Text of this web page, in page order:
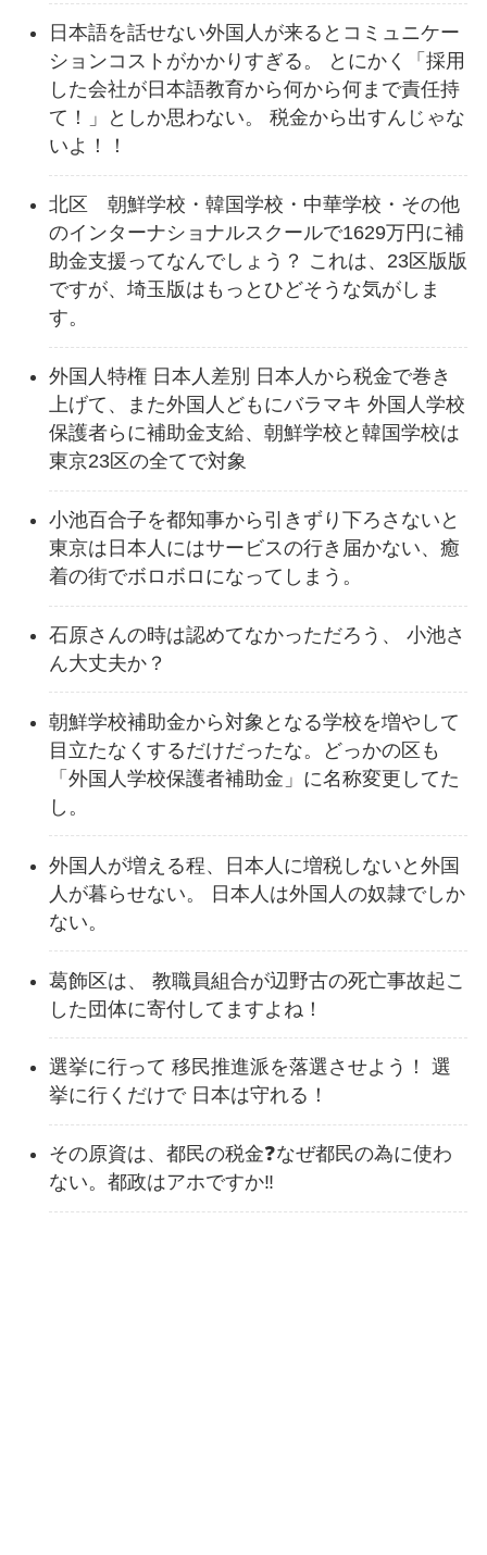
日本語を話せない外国人が来るとコミュニケー
ションコストがかかりすぎる。 とにかく「採用
した会社が日本語教育から何から何まで責任持
て！」としか思わない。 税金から出すんじゃな
いよ！！
北区 朝鮮学校・韓国学校・中華学校・その他
のインターナショナルスクールで1629万円に補
助金支援ってなんでしょう？ これは、23区版版
ですが、埼玉版はもっとひどそうな気がしま
す。
外国人特権 日本人差別 日本人から税金で巻き
上げて、また外国人どもにバラマキ 外国人学校
保護者らに補助金支給、朝鮮学校と韓国学校は
東京23区の全てで対象
小池百合子を都知事から引きずり下ろさないと
東京は日本人にはサービスの行き届かない、癒
着の街でボロボロになってしまう。
石原さんの時は認めてなかっただろう、 小池さ
ん大丈夫か？
朝鮮学校補助金から対象となる学校を増やして
目立たなくするだけだったな。どっかの区も
「外国人学校保護者補助金」に名称変更してた
し。
外国人が増える程、日本人に増税しないと外国
人が暮らせない。 日本人は外国人の奴隷でしか
ない。
葛飾区は、 教職員組合が辺野古の死亡事故起こ
した団体に寄付してますよね！
選挙に行って 移民推進派を落選させよう！ 選
挙に行くだけで 日本は守れる！
その原資は、都民の税金❓なぜ都民の為に使わ
ない。都政はアホですか‼️